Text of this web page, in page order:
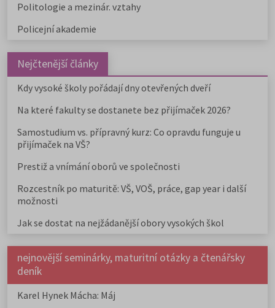
Politologie a mezinár. vztahy
Policejní akademie
Nejčtenější články
Kdy vysoké školy pořádají dny otevřených dveří
Na které fakulty se dostanete bez přijímaček 2026?
Samostudium vs. přípravný kurz: Co opravdu funguje u
přijímaček na VŠ?
Prestiž a vnímání oborů ve společnosti
Rozcestník po maturitě: VŠ, VOŠ, práce, gap year i další
možnosti
Jak se dostat na nejžádanější obory vysokých škol
nejnovější seminárky, maturitní otázky a čtenářsky
deník
Karel Hynek Mácha: Máj